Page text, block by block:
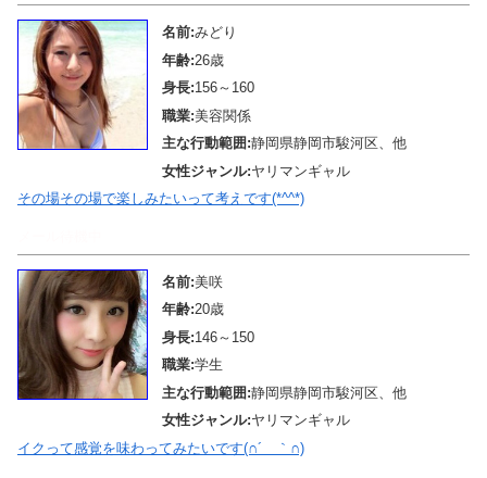
名前:みどり
年齢:26歳
身長:156～160
職業:美容関係
主な行動範囲:静岡県静岡市駿河区、他
女性ジャンル:ヤリマンギャル
その場その場で楽しみたいって考えです(*^^*)
名前:美咲
年齢:20歳
身長:146～150
職業:学生
主な行動範囲:静岡県静岡市駿河区、他
女性ジャンル:ヤリマンギャル
イクって感覚を味わってみたいです(∩´＿｀∩)